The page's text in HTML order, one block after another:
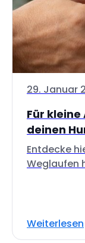
29. Januar
Für
deinen
Entdecke
Weglaufen
Weiterlesen